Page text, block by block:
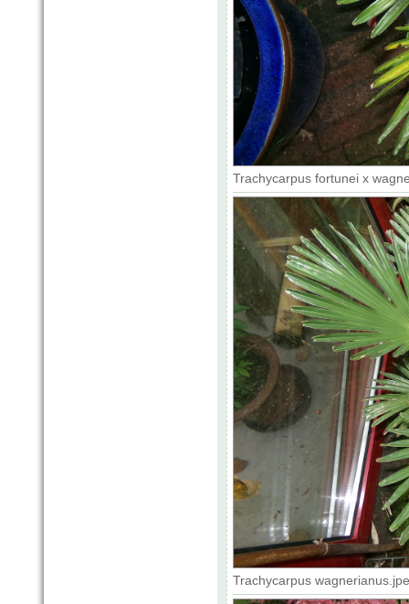
Trachycarpus fortunei x
Trachycarpus